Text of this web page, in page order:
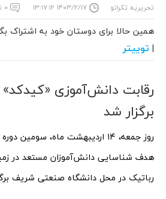
تحریریه تکراتو ۱۴۰۳/۲/۱۷ ۱۳:۱۷:۱۲ ۰ نظر
همین حالا برای دوستان خود به اشتراک
| توییتر
رقابت دانش‌آموزی «کیدکد»
برگزار شد
روز جمعه، ۱۴ اردیبهشت ماه،
هدف شناسایی دانش‌آموزان مستعد در
رباتیک در محل دانشگاه صنعتی شریف